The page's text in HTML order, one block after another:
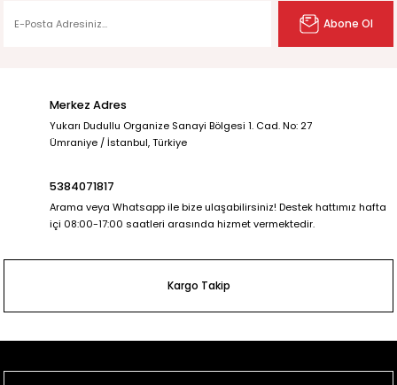
Abone Ol
Merkez Adres
Yukarı Dudullu Organize Sanayi Bölgesi 1. Cad. No: 27
Ümraniye / İstanbul, Türkiye
5384071817
Arama veya Whatsapp ile bize ulaşabilirsiniz! Destek hattımız hafta
içi 08:00-17:00 saatleri arasında hizmet vermektedir.
Kargo Takip